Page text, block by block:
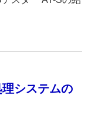
システムの